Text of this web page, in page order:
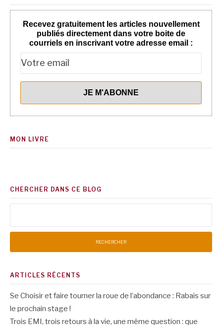
Recevez gratuitement les articles nouvellement
publiés directement dans votre boite de
courriels en inscrivant votre adresse email :
MON LIVRE
CHERCHER DANS CE BLOG
ARTICLES RÉCENTS
Se Choisir et faire tourner la roue de l’abondance : Rabais sur
le prochain stage !
Trois EMI, trois retours à la vie, une même question : que